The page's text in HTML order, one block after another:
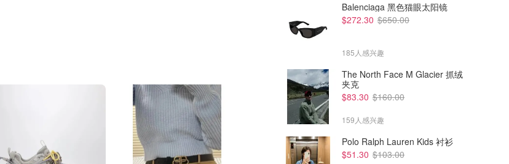
Balenciaga 黑色猫眼太阳镜
$272.30 $650.00
185人感兴趣
The North Face M Glacier 抓绒
夹克
$83.30 $160.00
159人感兴趣
Polo Ralph Lauren Kids 衬衫
$51.30 $103.00